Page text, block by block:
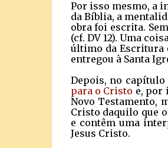
Por isso mesmo, a
da Bíblia, a
obra foi escrita.
(cf. DV 12). Uma
último da Escritura
entregou à Santa
Depois, no capítulo
para o Cristo e, por
Novo Testamento,
Cristo daquilo que
e contêm uma
Jesus Cristo.